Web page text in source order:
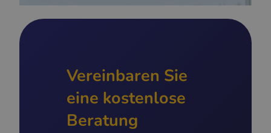
Vereinbaren Sie
eine kostenlose
Beratung